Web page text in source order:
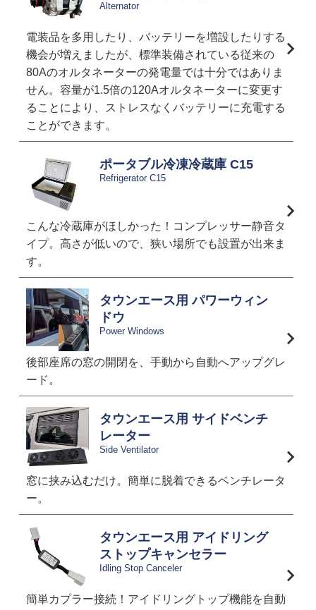
Alternator
電装品を多用したり、バッテリーを増設したりする
機会が増えましたが、標準装備されている従来の
80Aのオルタネーターの発電量では十分ではありま
せん。容量が1.5倍の120Aオルタネーターに変更す
ることにより、ストレスなくバッテリーに充電する
ことができます。
ポータブル冷凍冷蔵庫 C15
Refrigerator C15
こんな冷蔵庫がほしかった！コンプレッサー静音タ
イプ。高さが低いので、狭い場所でも設置が出来ま
す。
タウンエース用 パワーウィン
ドウ
Power Windows
後部座席の窓の開閉を、手動から自動へアップグレ
ード。
タウンエース用 サイドベンチ
レーター
Side Ventilator
窓に挟み込むだけ。簡単に脱着できるベンチレータ
ー。
タウンエース用 アイドリング
ストップキャンセラー
Idling Stop Canceler
簡単カプラー接続！アイドリングトップ機能を自動